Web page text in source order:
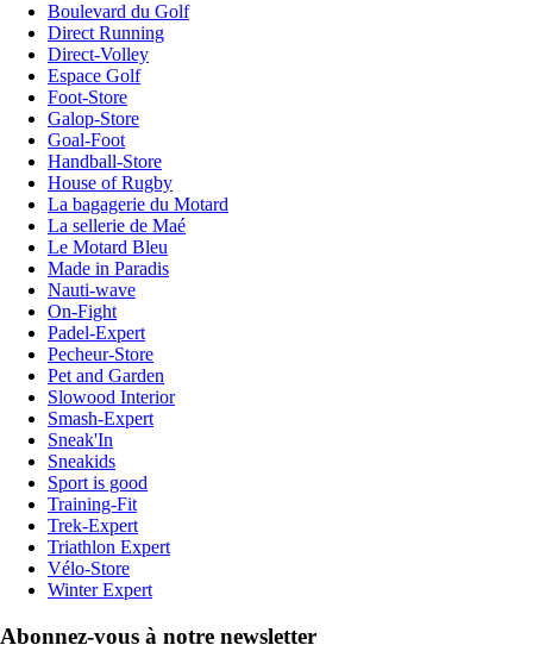
Boulevard du Golf
Direct Running
Direct-Volley
Espace Golf
Foot-Store
Galop-Store
Goal-Foot
Handball-Store
House of Rugby
La bagagerie du Motard
La sellerie de Maé
Le Motard Bleu
Made in Paradis
Nauti-wave
On-Fight
Padel-Expert
Pecheur-Store
Pet and Garden
Slowood Interior
Smash-Expert
Sneak'In
Sneakids
Sport is good
Training-Fit
Trek-Expert
Triathlon Expert
Vélo-Store
Winter Expert
Abonnez-vous à notre newsletter